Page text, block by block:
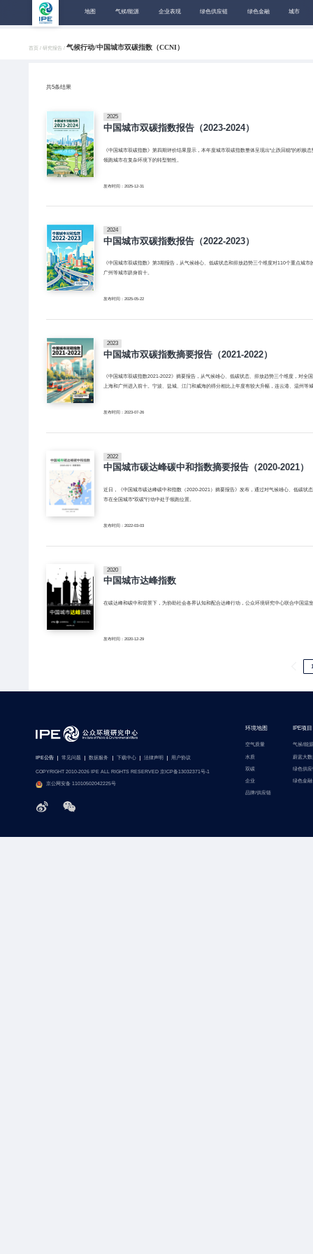
地图 气候/能源 企业表现 绿色供应链 绿色金融 城市
首页 / 研究报告 / 气候行动/中国城市双碳指数（CCNI）
共5条结果
2025
中国城市双碳指数报告（2023-2024）
《中国城市双碳指数》第四期评价结果显示，本年度城市双碳指数整体呈现出“止跌回稳”的积
领跑城市在复杂环境下的转型韧性。
发布时间：2025-12-31
2024
中国城市双碳指数报告（2022-2023）
《中国城市双碳指数》第3期报告，从气候雄心、低碳状态和排放趋势三个维度对110个重点城
广州等城市跻身前十。
发布时间：2025-05-22
2023
中国城市双碳指数摘要报告（2021-2022）
《中国城市双碳指数2021-2022》摘要报告，从气候雄心、低碳状态、排放趋势三个维度，对
上海和广州进入前十。宁波、盐城、江门和威海的得分相比上年度有较大升幅，连云港、温州
发布时间：2023-07-26
2022
中国城市碳达峰碳中和指数摘要报告（2020-2021）
近日，《中国城市碳达峰碳中和指数（2020-2021）摘要报告》发布，通过对气候雄心、低碳
市在全国城市“双碳”行动中处于领跑位置。
发布时间：2022-03-03
2020
中国城市达峰指数
在碳达峰和碳中和背景下，为协助社会各界认知和配合达峰行动，公众环境研究中心联合中国温
发布时间：2020-12-29
1
IPE公告 常见问题 数据服务 下载中心 法律声明 用户协议
COPYRIGHT 2010-2026 IPE ALL RIGHTS RESERVED 京ICP备13032371号-1
京公网安备 11010502042225号
环境地图
空气质量
水质
双碳
企业
品牌/供应链
IPE项目
气候/能源
蔚蓝大数
绿色供应
绿色金融